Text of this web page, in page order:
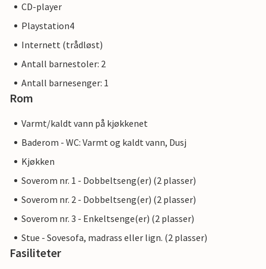
CD-player
Playstation4
Internett (trådløst)
Antall barnestoler: 2
Antall barnesenger: 1
Rom
Varmt/kaldt vann på kjøkkenet
Baderom - WC: Varmt og kaldt vann, Dusj
Kjøkken
Soverom nr. 1 - Dobbeltseng(er) (2 plasser)
Soverom nr. 2 - Dobbeltseng(er) (2 plasser)
Soverom nr. 3 - Enkeltsenge(er) (2 plasser)
Stue - Sovesofa, madrass eller lign. (2 plasser)
Fasiliteter